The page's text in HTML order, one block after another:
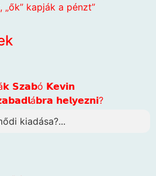
kapják a pénzt”
𝗦𝘇𝗮𝗯ó 𝗞𝗲𝘃𝗶𝗻
𝗵𝗲𝗹𝘆𝗲𝘇𝗻𝗶?
kiadása?...